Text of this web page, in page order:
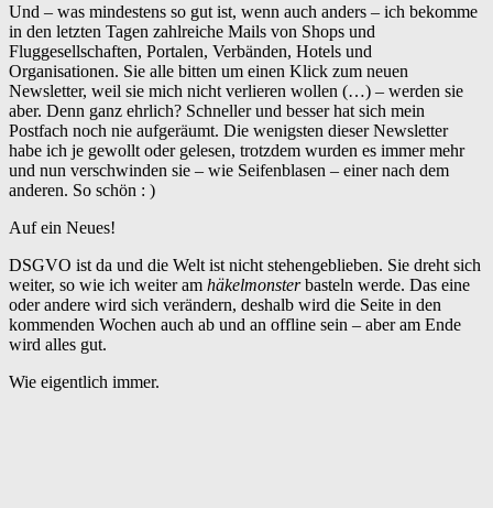
Und – was mindestens so gut ist, wenn auch anders – ich bekomme
in den letzten Tagen zahlreiche Mails von Shops und
Fluggesellschaften, Portalen, Verbänden, Hotels und
Organisationen. Sie alle bitten um einen Klick zum neuen
Newsletter, weil sie mich nicht verlieren wollen (…) – werden sie
aber. Denn ganz ehrlich? Schneller und besser hat sich mein
Postfach noch nie aufgeräumt. Die wenigsten dieser Newsletter
habe ich je gewollt oder gelesen, trotzdem wurden es immer mehr
und nun verschwinden sie – wie Seifenblasen – einer nach dem
anderen. So schön : )
Auf ein Neues!
DSGVO ist da und die Welt ist nicht stehengeblieben. Sie dreht sich
weiter, so wie ich weiter am häkelmonsterbasteln werde. Das eine
oder andere wird sich verändern, deshalb wird die Seite in den
kommenden Wochen auch ab und an offline sein – aber am Ende
wird alles gut.
Wie eigentlich immer.